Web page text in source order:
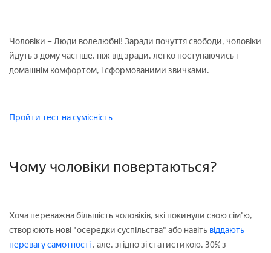
Чоловіки – Люди волелюбні! Заради почуття свободи, чоловіки
йдуть з дому частіше, ніж від зради, легко поступаючись і
домашнім комфортом, і сформованими звичками.
Пройти тест на сумісність
Чому чоловіки повертаються?
Хоча переважна більшість чоловіків, які покинули свою сім'ю,
створюють нові "осередки суспільства" або навіть віддають
перевагу самотності , але, згідно зі статистикою, 30% з